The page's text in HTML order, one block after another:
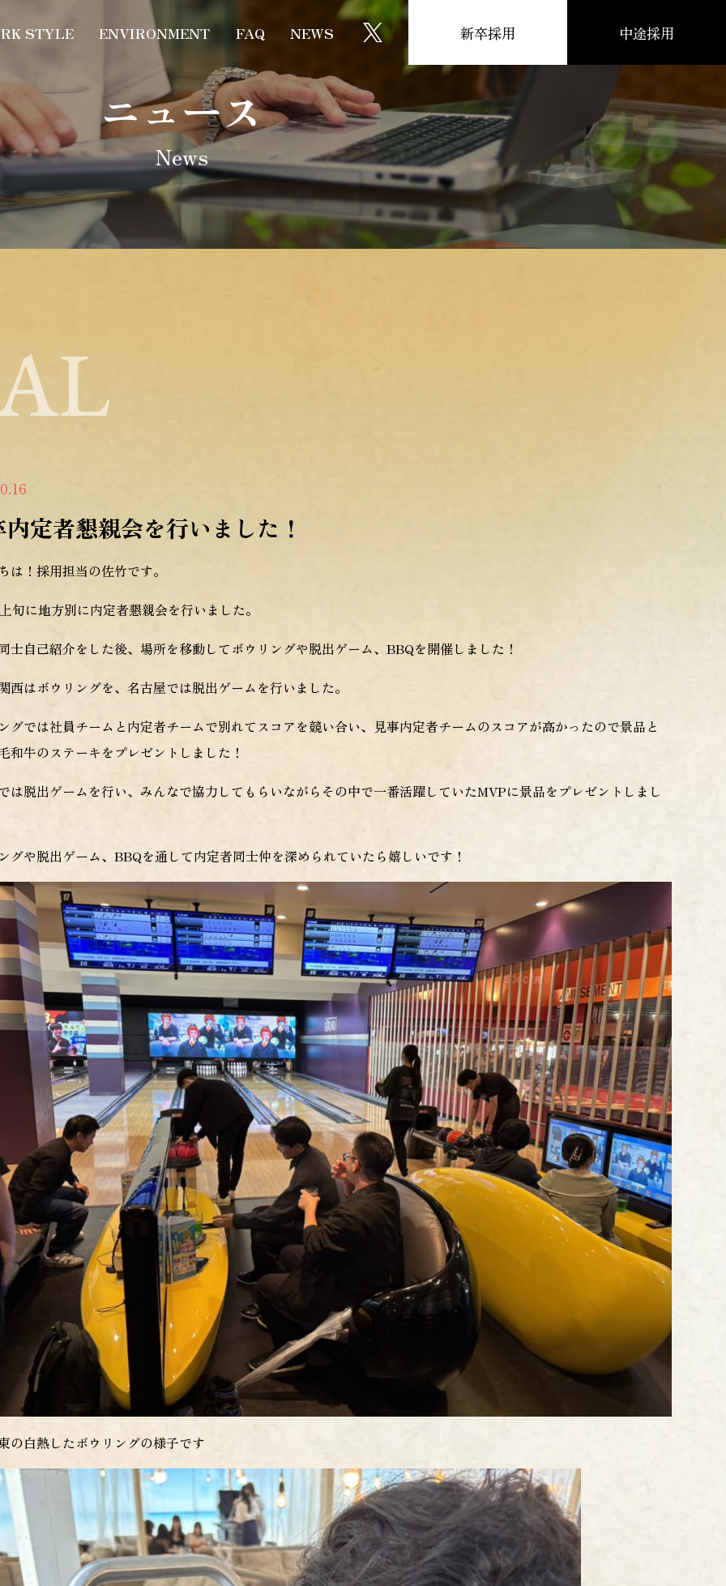
STYLE ENVIRONMENT FAQ NEWS 新卒採用 中途採用
ニュース
News
定者懇親会を行いました！
は！採用担当の佐竹です。
旬に地方別に内定者懇親会を行いました。
士自己紹介をした後、場所を移動してボウリングや脱出ゲーム、BBQを開催しました！
西はボウリングを、名古屋では脱出ゲームを行いました。
グでは社員チームと内定者チームで別れてスコアを競い合い、見事内定者チームのスコアが高かったので景品と
和牛のステーキをプレゼントしました！
は脱出ゲームを行い、みんなで協力してもらいながらその中で一番活躍していたMVPに景品をプレゼントしまし
グや脱出ゲーム、BBQを通して内定者同士仲を深められていたら嬉しいです！
白熱したボウリングの様子です